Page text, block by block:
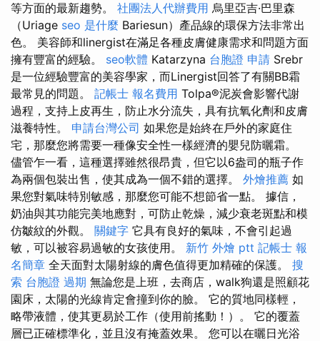
等方面的最新趨勢。 社團法人代辦費用 烏里亞吉·巴里森
（Uriage seo 是什麼 Bariesun）產品線的環保方法非常出
色。 美容師和linergist在滿足各種皮膚健康需求和問題方面
擁有豐富的經驗。 seo軟體 Katarzyna 台胞證 申請 Srebr
是一位經驗豐富的美容學家，而Linergist回答了有關BB霜
最常見的問題。 記帳士 報名費用 Tolpa®泥炭會影響代謝
過程，支持上皮再生，防止水分流失，具有抗氧化劑和皮膚
滋養特性。 申請台灣公司 如果您是始終在戶外的家庭住
宅，那麼您將需要一種像安全性一樣經濟的嬰兒防曬霜。
儘管乍一看，這種選擇雖然很昂貴，但它以6盎司的瓶子作
為兩個包裝出售，使其成為一個不錯的選擇。 外燴推薦 如
果您對氣味特別敏感，那麼您可能不想節省一點。 據信，
奶油與其功能完美地應對，可防止乾燥，減少衰老斑點和模
仿皺紋的外觀。 關鍵字 它具有良好的氣味，不會引起過
敏，可以被容易過敏的女孩使用。 新竹 外燴 ptt 記帳士 報
名簡章 全天面對太陽射線的膚色值得更加精確的保護。 搜
索 台胞證 過期 無論您是上班，去商店，walk狗還是照顧花
園床，太陽的光線肯定會撞到你的臉。 它的質地同樣輕，
略帶液體，使其更易於工作（使用前搖動！）。 它的覆蓋
層已正確標準化，並且沒有掩蓋效果。 您可以在曬日光浴